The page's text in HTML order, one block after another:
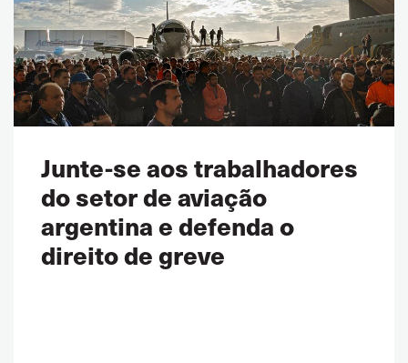
Junte-se aos trabalhadores
do setor de aviação
argentina e defenda o
direito de greve